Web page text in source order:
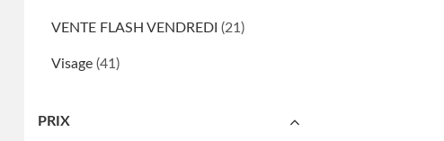
VENTE FLASH VENDREDI (21)
Visage (41)
PRIX